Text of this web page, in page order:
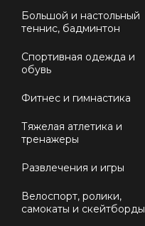
Большой и настольный
теннис, бадминтон
Спортивная одежда и
обувь
Фитнес и гимнастика
Тяжелая атлетика и
тренажеры
Развлечения и игры
Велоспорт, ролики,
самокаты и скейтборды